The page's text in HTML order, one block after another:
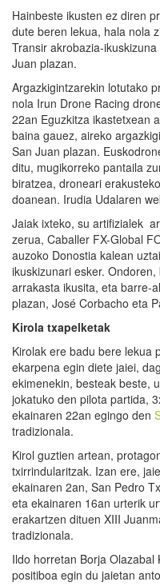
Hainbeste ikusten ez diren
dute beren lekua, hala nola
Transir akrobazia-
Juan plazan.
Argazkigintzarekin lotutako
nola Irun Drone Racing
22an Eguzkitza ikastetxean
baina gauez, aireko
San Juan plazan.
ditu, mugikorreko pantaila
biratzea, droneari
doanean. Irudia Udalaren
Jaiak ixteko, su artifizialek
zerua, Caballer FX-Global
auzoko Donostia kalean
ikuskizunari esker.
arrakasta ikusita, eta barre-
plazan, José Corbacho eta
Kirola txapelketak
Kirolak ere badu bere lekua
ekarpena egin diete jaiei,
ekimenekin, besteak beste,
jokatuko den pilota partida,
ekainaren 22an egingo den
tradizionala.
Kirol guztien artean,
txirrindularitzak. Izan ere,
ekainaren 2an, San Pedro
eta ekainaren 16an urterik
erakartzen dituen XIII
tradizionala.
Ildo horretan Borja
positiboa egin du jaietan